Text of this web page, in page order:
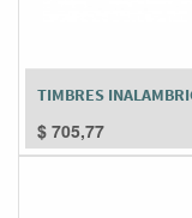
TIMBRES
$ 705,77